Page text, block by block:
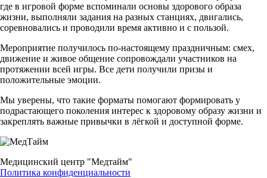
где в игровой форме вспоминали основы здорового образа
жизни, выполняли задания на разных станциях, двигались,
соревновались и проводили время активно и с пользой.
Мероприятие получилось по-настоящему праздничным: смех,
движение и живое общение сопровождали участников на
протяжении всей игры. Все дети получили призы и
положительные эмоции.
Мы уверены, что такие форматы помогают формировать у
подрастающего поколения интерес к здоровому образу жизни и
закреплять важные привычки в лёгкой и доступной форме.
Медицинский центр "Медтайм"
Политика конфиденциальности